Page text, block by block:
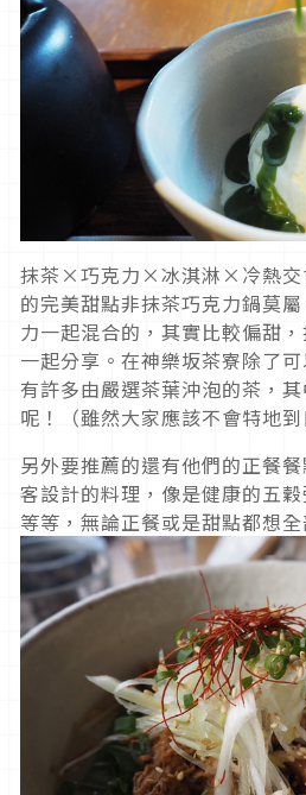
抹茶×巧克力×冰淇淋×冷熱交
的完美甜點非抹茶巧克力鍋莫
力一起混合的，其實比較偏甜
一起分享。在神樂坂茶寮除了
有許多由嚴選茶葉沖泡的茶，
呢！（雖然大家應該不會特地到
另外要推薦的還有他們的正餐
客設計的料理，像是健康的五
等等，無論正餐或是甜點都想全